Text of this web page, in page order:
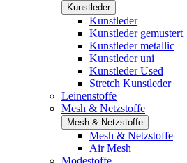
Kunstleder
Kunstleder
Kunstleder gemustert
Kunstleder metallic
Kunstleder uni
Kunstleder Used
Stretch Kunstleder
Leinenstoffe
Mesh & Netzstoffe
Mesh & Netzstoffe
Mesh & Netzstoffe
Air Mesh
Modestoffe